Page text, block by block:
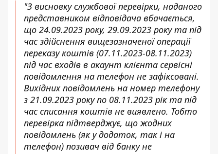
"З висновку службової перевірки, наданого
представником відповідача вбачається,
що 24.09.2023 року, 29.09.2023 року та під
час здійснення вищезазначеної операції
переказу коштів (07.11.2023-08.11.2023)
під час входів в акаунт клієнта сервісні
повідомлення на телефон не зафіксовані.
Вихідних повідомлень на номер телефону
з 21.09.2023 року по 08.11.2023 рік та під
час списання коштів не виявлено. Тобто
перевірка підтверджує, що жодних
повідомлень (як у додаток, так і на
телефон) позивач від банку не